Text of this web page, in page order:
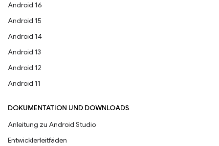
Android 16
Android 15
Android 14
Android 13
Android 12
Android 11
DOKUMENTATION UND DOWNLOADS
Anleitung zu Android Studio
Entwicklerleitfäden